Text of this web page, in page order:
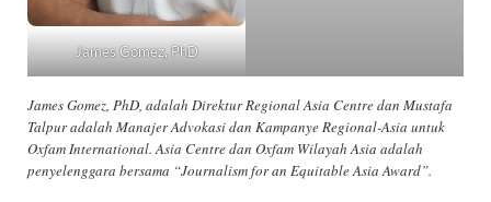
James Gomez, PhD
James Gomez, PhD, adalah Direktur Regional Asia Centre dan Mustafa
Talpur adalah Manajer Advokasi dan Kampanye Regional-Asia untuk
Oxfam International. Asia Centre dan Oxfam Wilayah Asia adalah
penyelenggara bersama “Journalism for an Equitable Asia Award”.